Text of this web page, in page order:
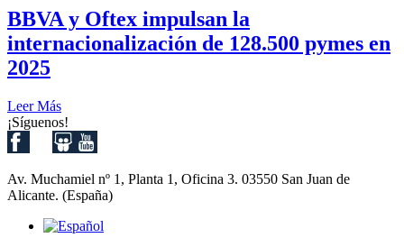
BBVA y Oftex impulsan la
internacionalización de 128.500 pymes en
2025
Leer Más
¡Síguenos!
Av. Muchamiel nº 1, Planta 1, Oficina 3. 03550 San Juan de
Alicante. (España)